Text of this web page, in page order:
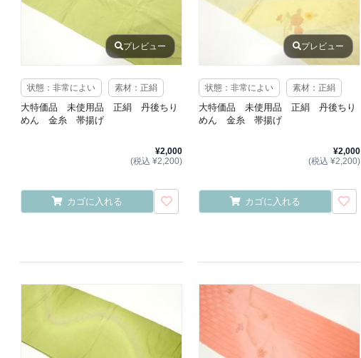
プレビュー
状態：非常によい 素材：正絹
大特価品 未使用品 正絹 丹後ちり
めん 金糸 帯揚げ
¥2,000
(税込 ¥2,200)
カゴに入れる
プレビュー
状態：非常によい 素材：正絹
大特価品 未使用品 正絹 丹後ちり
めん 金糸 帯揚げ
¥2,000
(税込 ¥2,200)
カゴに入れる